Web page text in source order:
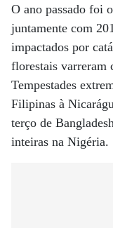
O ano passado foi
juntamente com
impactados por
florestais varreram
Tempestades
Filipinas à
terço de
inteiras na Nigéria.